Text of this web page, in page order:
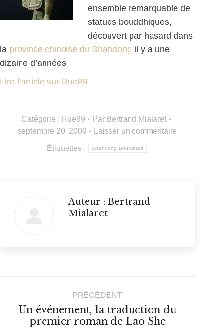
ensemble remarquable de
statues bouddhiques,
découvert par hasard dans
la province chinoise du Shandong il y a une
dizaine d’années
Lire l’article sur Rue89
Catégorie : Rue89 Par Bertrand Mialaret
septembre 20, 2009
Laisser un commentaire
Étiquettes : Shandong Bouddhas
Auteur : Bertrand
Mialaret
Navigation
article
PRÉCÉDENT
Article
précédent
Un événement, la traduction du
premier roman de Lao She